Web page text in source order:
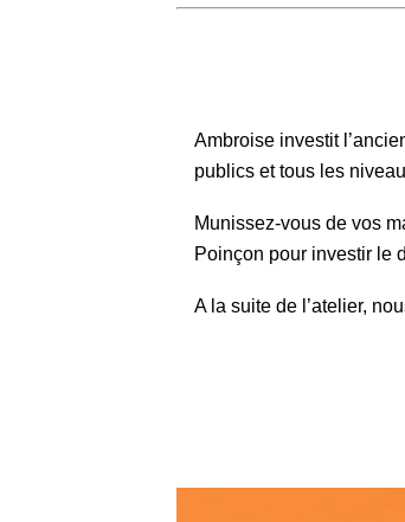
Ambroise investit
publics et tous les
Munissez-vous de vos
Poinçon pour investir le
A la suite de l’atelier,